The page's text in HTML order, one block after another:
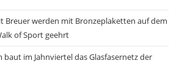
Breuer werden mit Bronzeplaketten auf dem
of Sport geehrt
baut im Jahnviertel das Glasfasernetz der